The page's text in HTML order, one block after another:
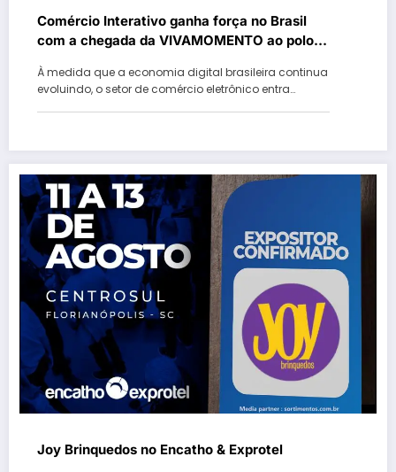
Comércio Interativo ganha força no Brasil
com a chegada da VIVAMOMENTO ao polo
À medida que a economia digital brasileira continua
evoluindo, o setor de comércio eletrônico entra…
Joy Brinquedos no Encatho & Exprotel